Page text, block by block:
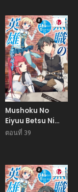
Manga
Mushoku No
Eiyuu Betsu Ni
Skill Nanka
ตอนที่ 39
Manga